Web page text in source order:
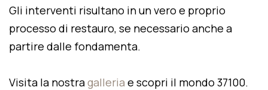
Gli interventi risultano in un vero e proprio
processo di restauro, se necessario anche a
partire dalle fondamenta.
Visita la nostragalleria e scopri il mondo 37100.